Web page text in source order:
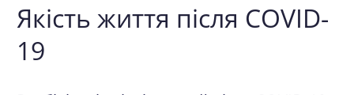
Якість життя після COVID-
19